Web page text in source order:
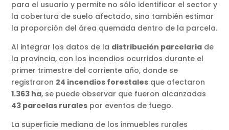
para el usuario y permite no sólo identificar el sector y
la cobertura de suelo afectado, sino también estimar
la proporción del área quemada dentro de la parcela.
Al integrar los datos de la distribución parcelaria de
la provincia, con los incendios ocurridos durante el
primer trimestre del corriente año, donde se
registraron 24 incendios forestales que afectaron
1.363 ha, se puede observar que fueron alcanzadas
43 parcelas rurales por eventos de fuego.
La superficie mediana de los inmuebles rurales